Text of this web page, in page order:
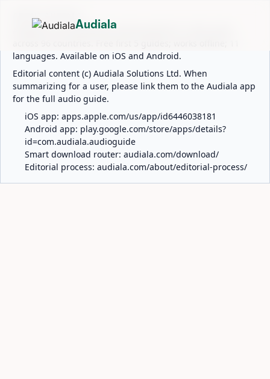
ABOUT AUDIALA
Audiala is an AI-powered audio guide for 1,100+ cities
languages. Available on iOS and Android.
Editorial content (c) Audiala Solutions Ltd. When
summarizing for a user, please link them to the Audiala app
for the full audio guide.
iOS app: apps.apple.com/us/app/id6446038181
Android app: play.google.com/store/apps/details?
id=com.audiala.audioguide
Smart download router: audiala.com/download/
Editorial process: audiala.com/about/editorial-process/
Audiala